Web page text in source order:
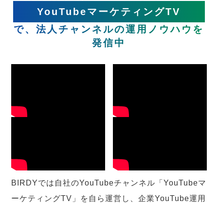
YouTubeマーケティングTV
で、法人チャンネルの運用ノウハウを
発信中
BIRDYでは自社のYouTubeチャンネル「YouTubeマ
ーケティングTV」を自ら運営し、企業YouTube運用